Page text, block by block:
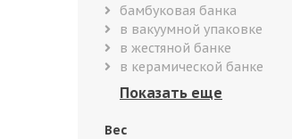
бамбуковая банка
в вакуумной упаковке
в жестяной банке
в керамической банке
Вес